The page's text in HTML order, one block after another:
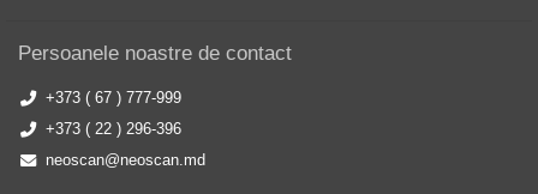
Persoanele noastre de contact
+373 ( 67 ) 777-999
+373 ( 22 ) 296-396
neoscan@neoscan.md